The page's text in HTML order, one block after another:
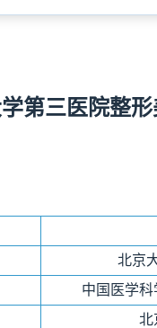
第三医院整
北京
中国医学
北